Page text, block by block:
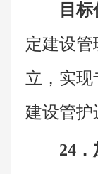
目标
定建设
立，实现
建设管
24．